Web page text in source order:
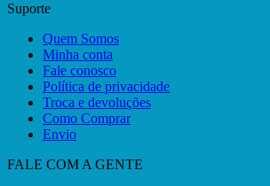
Suporte
Quem Somos
Minha conta
Fale conosco
Política de privacidade
Troca e devoluções
Como Comprar
Envio
FALE COM A GENTE